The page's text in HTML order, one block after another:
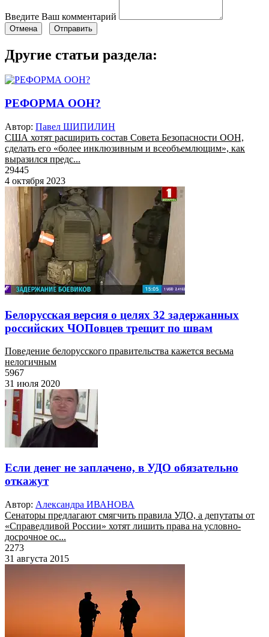
Введите Ваш комментарий
Отмена Отправить
Другие статьи раздела:
РЕФОРМА ООН?
Автор: Павел ШИПИЛИН
США хотят расширить состав Совета Безопасности ООН,
сделать его «более инклюзивным и всеобъемлющим», как
выразился предс...
29445
4 октября 2023
Белорусская версия о целях 32 задержанных
российских ЧОПовцев трещит по швам
Поведение белорусского правительства кажется весьма
нелогичным
5967
31 июля 2020
Если денег не заплачено, в УДО обязательно
откажут
Автор: Александра ИВАНОВА
Сенаторы предлагают смягчить правила УДО, а депутаты от
«Справедливой России» хотят лишить права на условно-
досрочное ос...
2273
31 августа 2015